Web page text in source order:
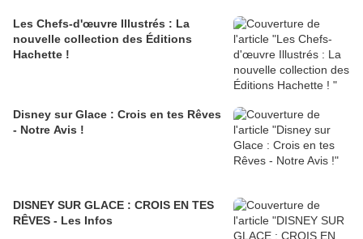
Les Chefs-d'œuvre Illustrés : La
nouvelle collection des Éditions
Hachette !
Disney sur Glace : Crois en tes Rêves
- Notre Avis !
DISNEY SUR GLACE : CROIS EN TES
RÊVES - Les Infos